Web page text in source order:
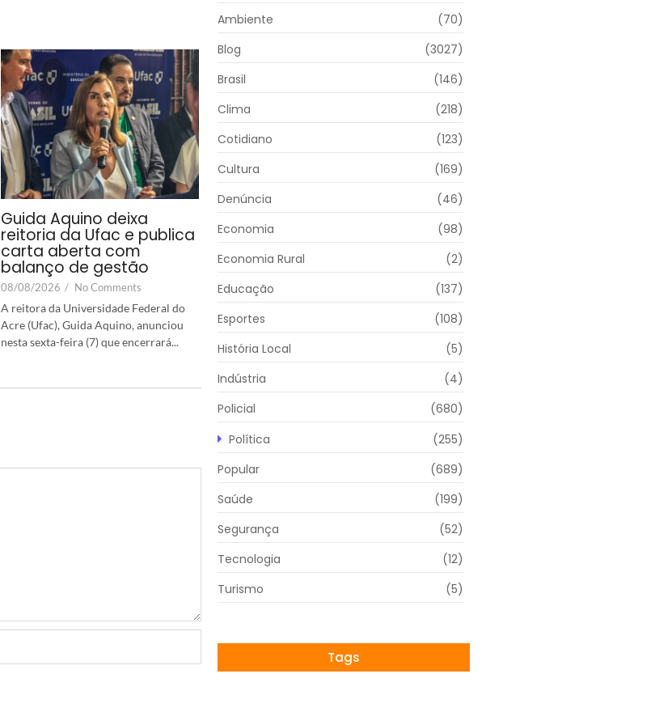
Guida Aquino deixa
reitoria da Ufac e publica
carta aberta com
balanço de gestão
08/08/2026 / No Comments
A reitora da Universidade Federal do
Acre (Ufac), Guida Aquino, anunciou
nesta sexta-feira (7) que encerrará...
Ambiente
(70)
Blog
(3027)
Brasil
(146)
Clima
(218)
Cotidiano
(123)
Cultura
(169)
Denúncia
(46)
Economia
(98)
Economia Rural
(2)
Educação
(137)
Esportes
(108)
História Local
(5)
Indústria
(4)
Policial
(680)
Política
(255)
Popular
(689)
Saúde
(199)
Segurança
(52)
Tecnologia
(12)
Turismo
(5)
Tags